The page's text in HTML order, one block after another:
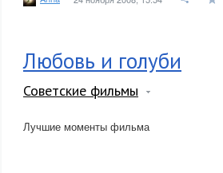
Любовь и голуби
Советские фильмы
Лучшие моменты фильма